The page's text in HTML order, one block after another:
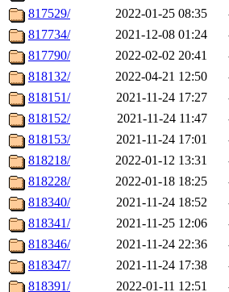
817529/
2022-01-25 08:35
817734/
2021-12-08 01:24
817790/
2022-02-02 20:41
818132/
2022-04-21 12:50
818151/
2021-11-24 17:27
818152/
2021-11-24 11:47
818153/
2021-11-24 17:01
818218/
2022-01-12 13:31
818228/
2022-01-18 18:25
818340/
2021-11-24 18:52
818341/
2021-11-25 12:06
818346/
2021-11-24 22:36
818347/
2021-11-24 17:38
818391/
2022-01-11 12:51